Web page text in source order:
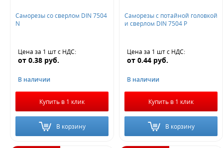
Саморезы со сверлом DIN 7504
N
Цена за 1 штс НДС:
от 0.38 руб.
В наличии
Купить в 1 клик
В корзину
Саморезы с потайной головкой
и сверлом DIN 7504 Р
Цена за 1 штс НДС:
от 0.44 руб.
В наличии
Купить в 1 клик
В корзину